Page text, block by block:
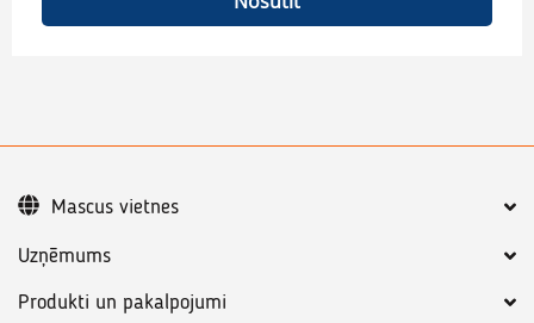
Uzņēmums
Produkti un pakalpojumi
Mascus vietnes